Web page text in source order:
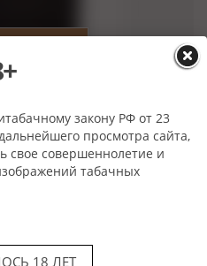
шкаф Howard Miller
026-Black)
закону РФ от 23
просмотра сайта,
свое совершеннолетие и
табачных
18 ЛЕТ